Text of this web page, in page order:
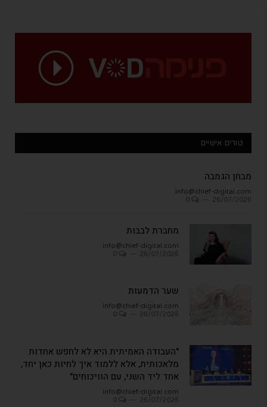
טורים אישיים
מבחן הגמבה
info@chief-digital.com
מחברת לבבות
info@chief-digital.com
שער הדמעות
info@chief-digital.com
"העבודה האמיתית היא לא לחפש אחדות
מלאכותית, אלא ללמוד איך לחיות כאן יחד,
אחד ליד השני, עם הוויכוחים"
info@chief-digital.com